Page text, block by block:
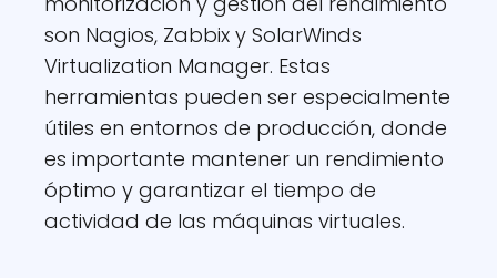
son Nagios, Zabbix y SolarWinds
Virtualization Manager. Estas
herramientas pueden ser especialmente
útiles en entornos de producción, donde
es importante mantener un rendimiento
óptimo y garantizar el tiempo de
actividad de las máquinas virtuales.